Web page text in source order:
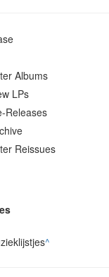
Albums
LPs
Releases
Reissues
^